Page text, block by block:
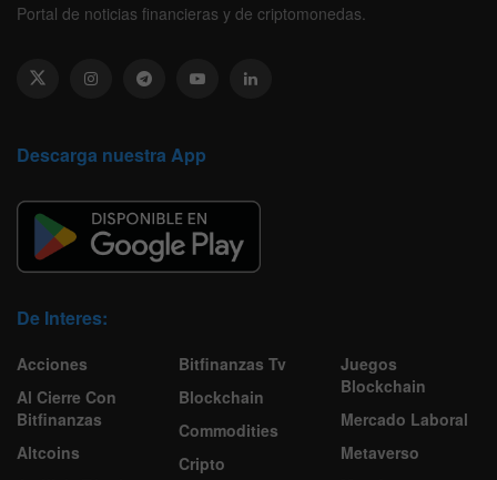
Portal de noticias financieras y de criptomonedas.
Descarga nuestra App
De Interes:
Acciones
Al Cierre Con
Bitfinanzas
Altcoins
Bitfinanzas Tv
Blockchain
Commodities
Cripto
Juegos
Blockchain
Mercado Laboral
Metaverso